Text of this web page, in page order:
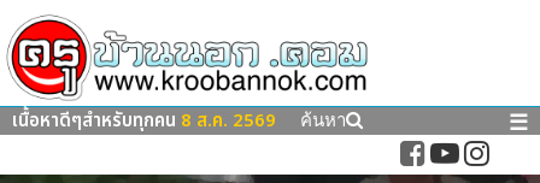
เนื้อหาดีๆสำหรับทุกคน 8 ส.ค. 2569 ค้นหา ☰